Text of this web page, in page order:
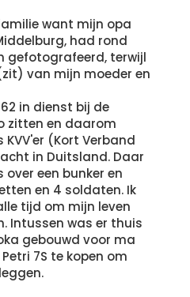
want mijn opa
had rond
gefotografeerd, terwijl
van mijn moeder en
in dienst bij de
zitten en daarom
(Kort Verband
in Duitsland. Daar
een bunker en
en 4 soldaten. Ik
tijd om mijn leven
Intussen was er thuis
gebouwd voor ma
7S te kopen om